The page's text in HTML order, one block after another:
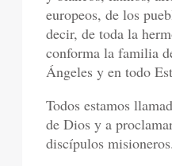
europeos, de los
decir, de toda la
conforma la familia
Ángeles y en todo
Todos estamos
de Dios y a
discípulos misioneros.